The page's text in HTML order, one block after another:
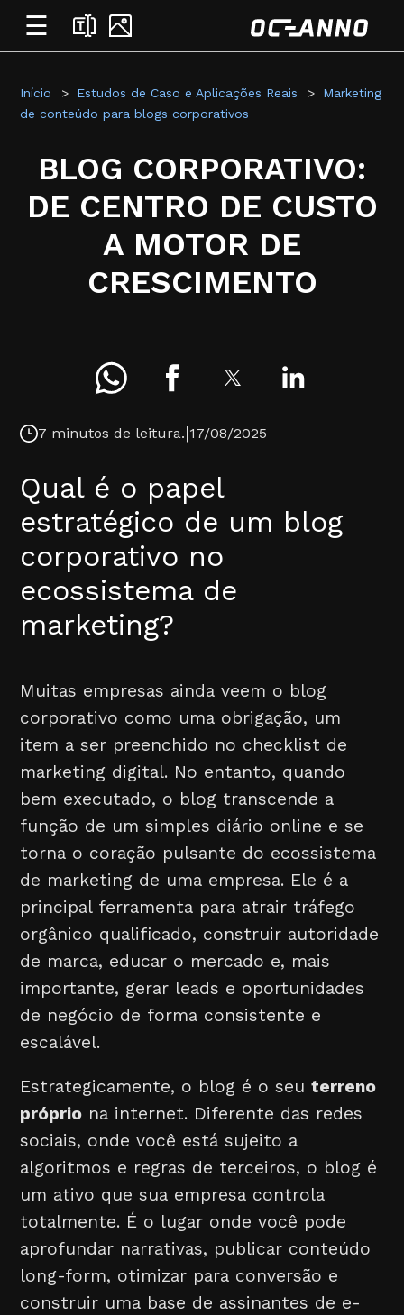
☰
Início Estudos de Caso e Aplicações Reais
Marketing
de conteúdo para blogs corporativos
BLOG CORPORATIVO:
DE CENTRO DE CUSTO
A MOTOR DE
CRESCIMENTO
7 minutos de leitura.|17/08/2025
Qual é o papel
estratégico de um blog
corporativo no
ecossistema de
marketing?
Muitas empresas ainda veem o blog
corporativo como uma obrigação, um
item a ser preenchido no checklist de
marketing digital. No entanto, quando
bem executado, o blog transcende a
função de um simples diário online e se
torna o coração pulsante do ecossistema
de marketing de uma empresa. Ele é a
principal ferramenta para atrair tráfego
orgânico qualificado, construir autoridade
de marca, educar o mercado e, mais
importante, gerar leads e oportunidades
de negócio de forma consistente e
escalável.
Estrategicamente, o blog é o seuterreno
próprio na internet. Diferente das redes
sociais, onde você está sujeito a
algoritmos e regras de terceiros, o blog é
um ativo que sua empresa controla
totalmente. É o lugar onde você pode
aprofundar narrativas, publicar conteúdo
long-form, otimizar para conversão e
construir uma base de assinantes de e-